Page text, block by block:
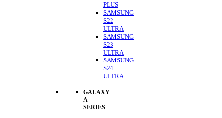
PLUS
SAMSUNG
S22
ULTRA
SAMSUNG
S23
ULTRA
SAMSUNG
S24
ULTRA
GALAXY
A
SERIES